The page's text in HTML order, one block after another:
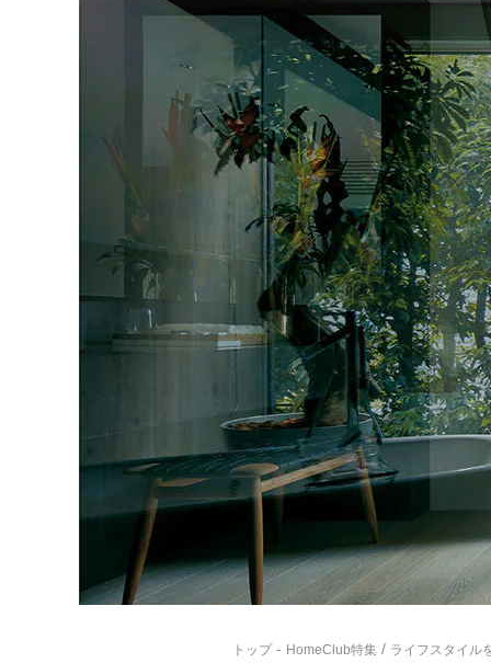
トップ - HomeClub特集 / ライフスタイル